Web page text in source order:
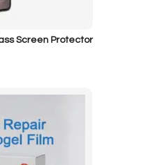
Screen Protector